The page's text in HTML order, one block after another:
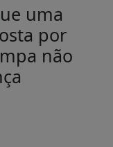
uma
por
não